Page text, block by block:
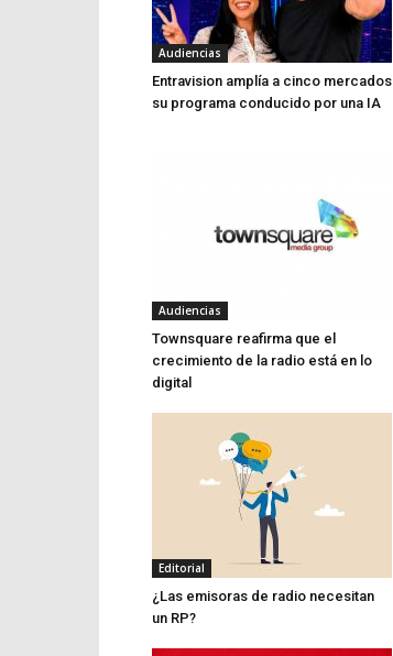
Audiencias
Entravision amplía a cinco mercados
su programa conducido por una IA
Audiencias
Townsquare reafirma que el
crecimiento de la radio está en lo
digital
Editorial
¿Las emisoras de radio necesitan
un RP?